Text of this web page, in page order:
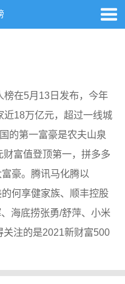
榜在5月13日发布，今年
近18万亿元，超过一线城
的第一富豪是农夫山泉
富值登顶第一，拼多多
豪。腾讯马化腾以
何享健家族、顺丰控股
海底捞张勇/舒萍、小米
关注的是2021新财富500